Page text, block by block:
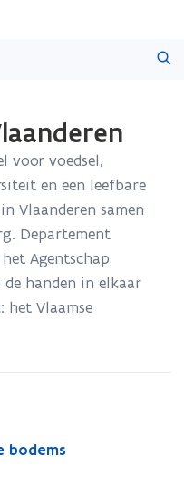
voor voedsel,
en een leefbare
Vlaanderen samen
Departement
het Agentschap
de handen in elkaar
het Vlaamse
bodems